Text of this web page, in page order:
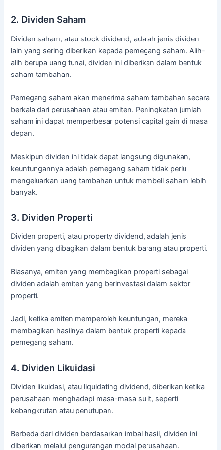
2. Dividen Saham
Dividen saham, atau stock dividend, adalah jenis dividen
lain yang sering diberikan kepada pemegang saham. Alih-
alih berupa uang tunai, dividen ini diberikan dalam bentuk
saham tambahan.
Pemegang saham akan menerima saham tambahan secara
berkala dari perusahaan atau emiten. Peningkatan jumlah
saham ini dapat memperbesar potensi capital gain di masa
depan.
Meskipun dividen ini tidak dapat langsung digunakan,
keuntungannya adalah pemegang saham tidak perlu
mengeluarkan uang tambahan untuk membeli saham lebih
banyak.
3. Dividen Properti
Dividen properti, atau property dividend, adalah jenis
dividen yang dibagikan dalam bentuk barang atau properti.
Biasanya, emiten yang membagikan properti sebagai
dividen adalah emiten yang berinvestasi dalam sektor
properti.
Jadi, ketika emiten memperoleh keuntungan, mereka
membagikan hasilnya dalam bentuk properti kepada
pemegang saham.
4. Dividen Likuidasi
Dividen likuidasi, atau liquidating dividend, diberikan ketika
perusahaan menghadapi masa-masa sulit, seperti
kebangkrutan atau penutupan.
Berbeda dari dividen berdasarkan imbal hasil, dividen ini
diberikan melalui pengurangan modal perusahaan.